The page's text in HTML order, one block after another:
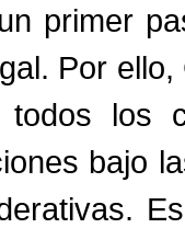
primer
Por
los
bajo